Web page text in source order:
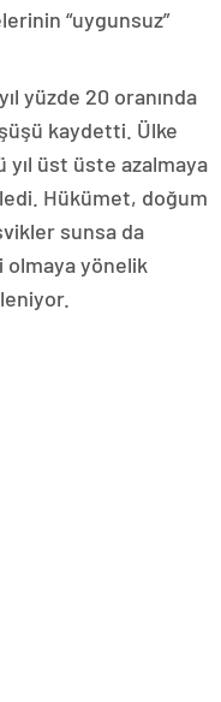
“uygunsuz”
yüzde 20 oranında
kaydetti. Ülke
üst üste azalmaya
Hükümet, doğum
sunsa da
yönelik